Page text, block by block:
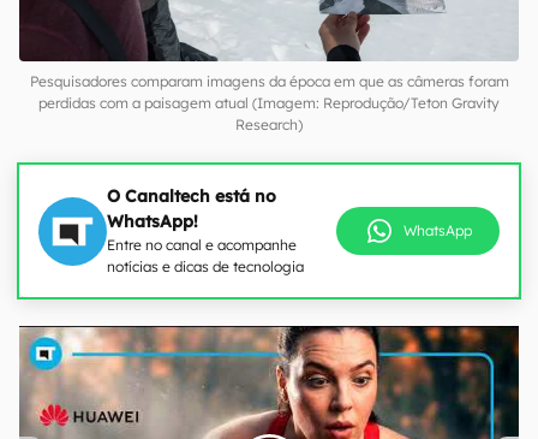
Pesquisadores comparam imagens da época em que as câmeras foram
perdidas com a paisagem atual (Imagem: Reprodução/Teton Gravity
Research)
O Canaltech está no
WhatsApp!
Entre no canal e acompanhe
notícias e dicas de tecnologia
WhatsApp